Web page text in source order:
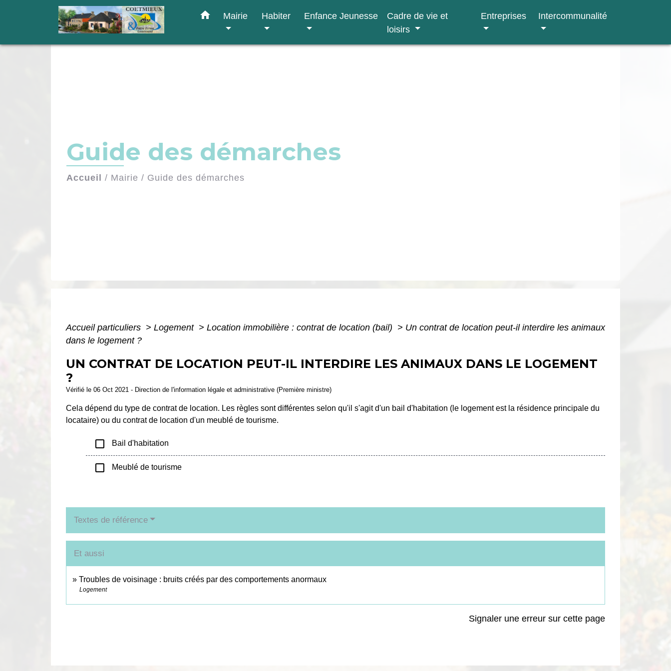
home Mairie Habiter Enfance Jeunesse
Cadre de vie et
loisirs
Entreprises Intercommunalité
Guide des démarches
Accueil / Mairie / Guide des démarches
Accueil particuliers > Logement > Location immobilière : contrat de location (bail) > Un contrat de location peut-il interdire les animaux
dans le logement ?
UN CONTRAT DE LOCATION PEUT-IL INTERDIRE LES ANIMAUX DANS LE LOGEMENT
?
Vérifié le 06 Oct 2021 - Direction de l'information légale et administrative (Première ministre)
Cela dépend du type de contrat de location. Les règles sont différentes selon qu'il s'agit d'un bail d'habitation (le logement est la résidence principale du
locataire) ou du contrat de location d'un meublé de tourisme.
check_box_outline_blank Bail d'habitation
check_box_outline_blank Meublé de tourisme
Textes de référence
Et aussi
Troubles de voisinage : bruits créés par des comportements anormaux
Logement
Signaler une erreur sur cette page